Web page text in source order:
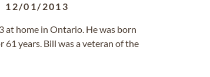
12/01/2013
at home in Ontario. He was born
years. Bill was a veteran of the